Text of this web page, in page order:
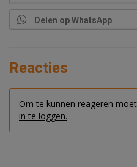
Delen op WhatsApp
Reacties
Om te kunnen reageren
in te loggen.